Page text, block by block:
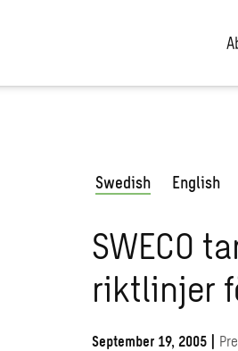
Swedish English
SWECO
riktlinjer
September 19, 2005 |